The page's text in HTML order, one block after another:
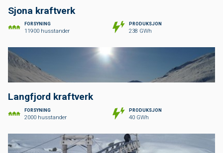
Sjona kraftverk
FORSYNING
11900 husstander
PRODUKSJON
238 GWh
Langfjord kraftverk
FORSYNING
2000 husstander
PRODUKSJON
40 GWh
Les mer